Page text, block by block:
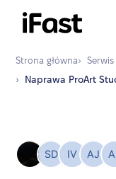
Strona główna› Serwis
›
Naprawa ProArt